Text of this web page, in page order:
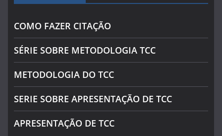
COMO FAZER CITAÇÃO
SÉRIE SOBRE METODOLOGIA TCC
METODOLOGIA DO TCC
SERIE SOBRE APRESENTAÇÃO DE TCC
APRESENTAÇÃO DE TCC